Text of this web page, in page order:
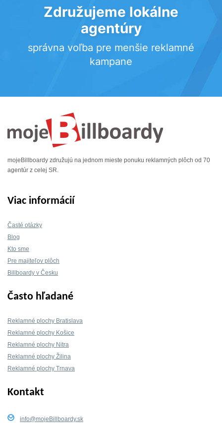
Združujeme lokálne
agentúry
správna voľba pre menšie reklamné
kampane
mojeBillboardy združujú na jednom mieste ponuku reklamných plôch od 70
agentúr z celej SR.
Viac informácií
Časté otázky
Blog
Kto sme
Pre majiteľov plôch
Billboardy v Česku
Často hľadané
Reklamné plochy Bratislava
Reklamné plochy Košice
Reklamné plochy Nitra
Reklamné plochy Žilina
Reklamné plochy Trnava
Kontakt
info@mojeBillboardy.sk